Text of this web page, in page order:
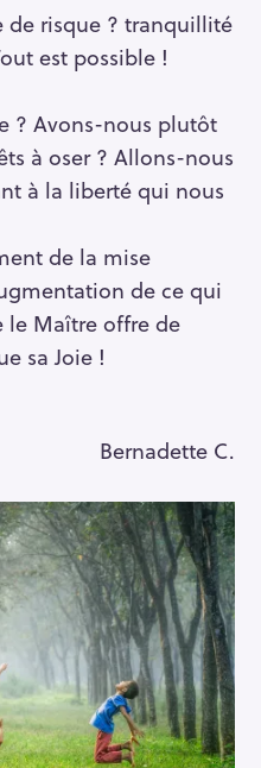
de risque ? tranquillité
est possible !
? Avons-nous plutôt
à oser ? Allons-nous
à la liberté qui nous
de la mise
de ce qui
le Maître offre de
sa Joie !
Bernadette C.